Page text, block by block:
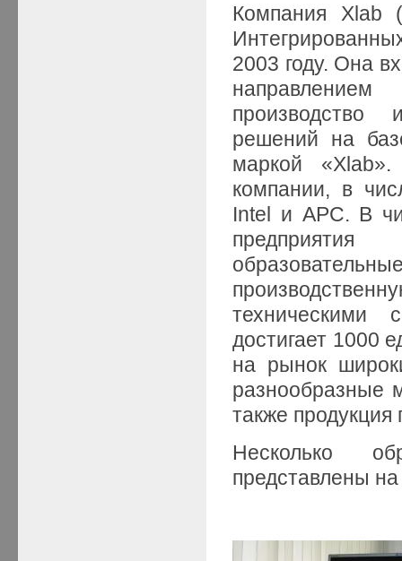
Компания
2003 году. Она
производство
решений на
маркой
компании, в
Intel и APC. В
техническими
достигает 1000
на рынок
разнообразные
также продукция
Несколько
представлены